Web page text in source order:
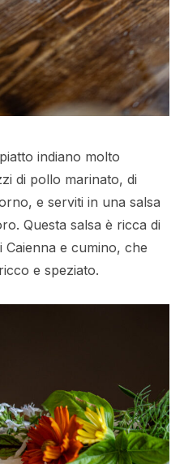
indiano molto
di pollo marinato, di
e serviti in una salsa
Questa salsa è ricca di
e cumino, che
e speziato.